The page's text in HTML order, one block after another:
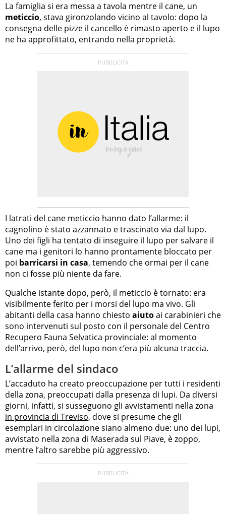
La famiglia si era messa a tavola mentre il cane, un
meticcio, stava gironzolando vicino al tavolo: dopo la
consegna delle pizze il cancello è rimasto aperto e il lupo
ne ha approfittato, entrando nella proprietà.
I latrati del cane meticcio hanno dato l’allarme: il
cagnolino è stato azzannato e trascinato via dal lupo.
Uno dei figli ha tentato di inseguire il lupo per salvare il
cane ma i genitori lo hanno prontamente bloccato per
poi barricarsi in casa, temendo che ormai per il cane
non ci fosse più niente da fare.
Qualche istante dopo, però, il meticcio è tornato: era
visibilmente ferito per i morsi del lupo ma vivo. Gli
abitanti della casa hanno chiesto aiutoai carabinieri che
sono intervenuti sul posto con il personale del Centro
Recupero Fauna Selvatica provinciale: al momento
dell’arrivo, però, del lupo non c’era più alcuna traccia.
L’allarme del sindaco
L’accaduto ha creato preoccupazione per tutti i residenti
della zona, preoccupati dalla presenza di lupi. Da diversi
giorni, infatti, si susseguono gli avvistamenti nella zona
in provincia di Treviso, dove si presume che gli
esemplari in circolazione siano almeno due: uno dei lupi,
avvistato nella zona di Maserada sul Piave, è zoppo,
mentre l’altro sarebbe più aggressivo.